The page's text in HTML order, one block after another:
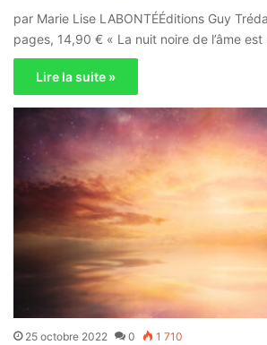
par Marie Lise LABONTÉÉditions Guy
pages, 14,90 € « La nuit noire de l’âme
Lire la suite »
25 octobre 2022 0 1 710